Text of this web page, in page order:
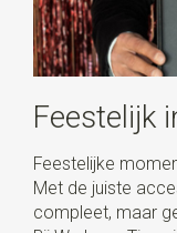
Feestelijk
Feestelijke
Met de juiste
compleet, maar